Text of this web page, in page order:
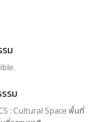
ม
รม
: Cultural Space พื้นที่